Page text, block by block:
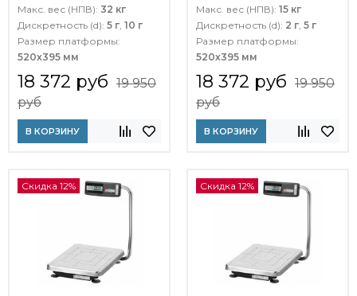
Макс. вес (НПВ): 32 кг
Дискретность (d): 5 г, 10 г
Размер платформы:
520х395 мм
18 372 руб 19 950
руб
В КОРЗИНУ
Макс. вес (НПВ): 15 кг
Дискретность (d): 2 г, 5 г
Размер платформы:
520х395 мм
18 372 руб 19 950
руб
В КОРЗИНУ
Скидка 12% Скидка 12%